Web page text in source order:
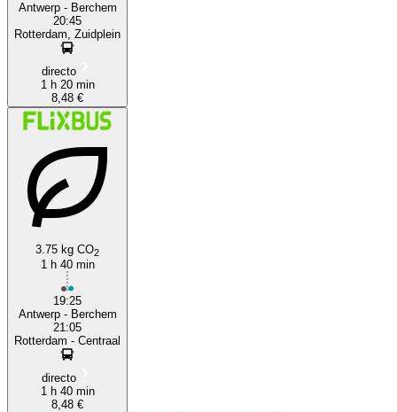
Antwerp - Berchem
20:45
Rotterdam, Zuidplein
directo
1 h 20 min
8,48 €
3.75 kg CO2
1 h 40 min
19:25
Antwerp - Berchem
21:05
Rotterdam - Centraal
directo
1 h 40 min
8,48 €